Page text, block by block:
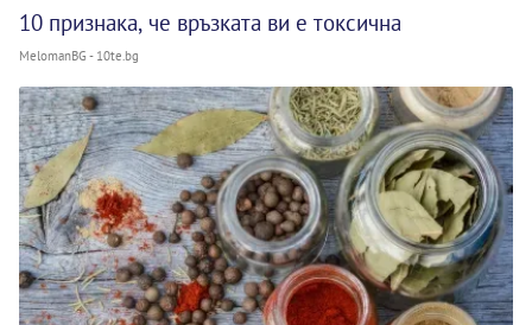
10 признака, че връзката ви е токсична
MelomanBG - 10te.bg